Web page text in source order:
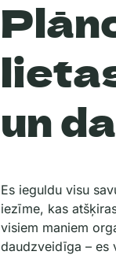
un
Es ieguldu visu
iezīme, kas
visiem maniem
daudzveidīga – es